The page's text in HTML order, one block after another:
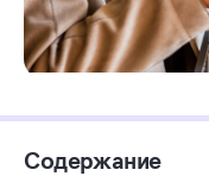
Содержание